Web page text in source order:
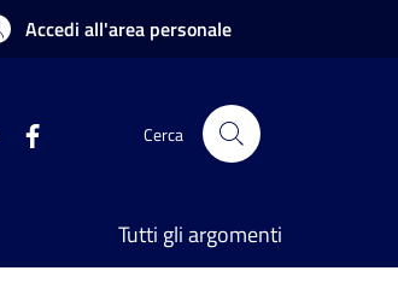
Accedi all'area personale
Cerca
Tutti gli argomenti